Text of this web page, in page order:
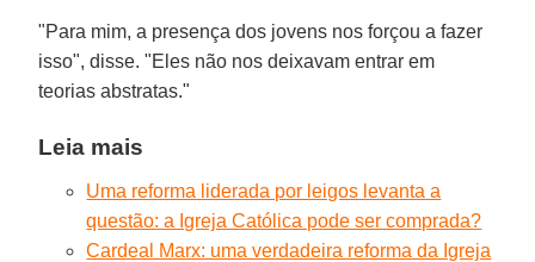
"Para mim, a presença dos jovens nos forçou a fazer
isso", disse. "Eles não nos deixavam entrar em
teorias abstratas."
Leia mais
Uma reforma liderada por leigos levanta a
questão: a Igreja Católica pode ser comprada?
Cardeal Marx: uma verdadeira reforma da Igreja